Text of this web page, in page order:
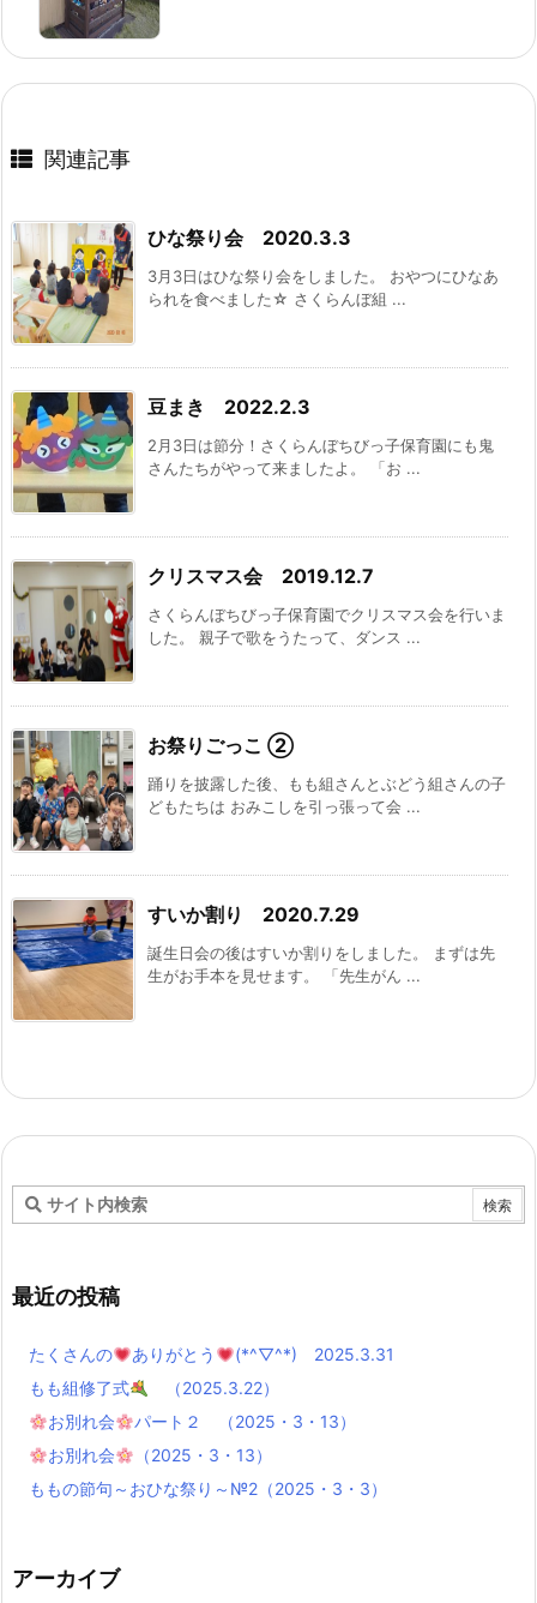
関連記事
ひな祭り会 2020.3.3
3月3日はひな祭り会をしました。 おやつにひなあ
られを食べました☆ さくらんぼ組 ...
豆まき 2022.2.3
2月3日は節分！さくらんぼちびっ子保育園にも鬼
さんたちがやって来ましたよ。 「お ...
クリスマス会 2019.12.7
さくらんぼちびっ子保育園でクリスマス会を行いま
した。 親子で歌をうたって、ダンス ...
お祭りごっこ ②
踊りを披露した後、もも組さんとぶどう組さんの子
どもたちは おみこしを引っ張って会 ...
すいか割り 2020.7.29
誕生日会の後はすいか割りをしました。 まずは先
生がお手本を見せます。 「先生がん ...
最近の投稿
たくさんの ありがとう
(*^▽^*) 2025.3.31
もも組修了式
（2025.3.22）
お別れ会
パート２ （2025・3・13）
お別れ会
（2025・3・13）
ももの節句～おひな祭り～№2（2025・3・3）
アーカイブ